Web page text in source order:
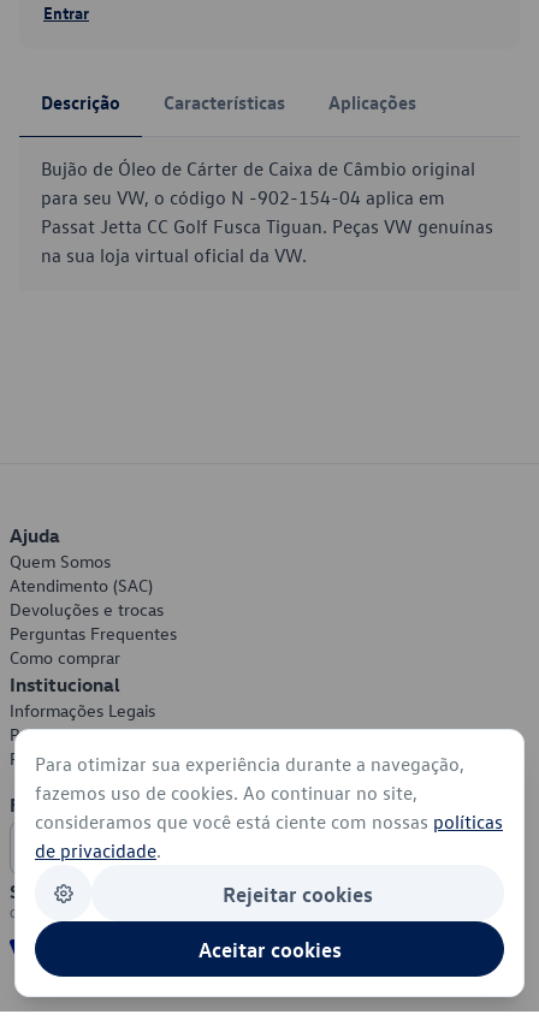
Entrar
Descrição Características Aplicações
Bujão de Óleo de Cárter de Caixa de Câmbio original
para seu VW, o código N -902-154-04 aplica em
Passat Jetta CC Golf Fusca Tiguan. Peças VW genuínas
na sua loja virtual oficial da VW.
Ajuda
Quem Somos
Atendimento (SAC)
Devoluções e trocas
Perguntas Frequentes
Como comprar
Institucional
Informações Legais
Política de Privacidade
Política de Cookies
Formas de Pagamento
Segurança
Para otimizar sua experiência durante a navegação,
fazemos uso de cookies. Ao continuar no site,
consideramos que você está ciente com nossas políticas
de privacidade.
Rejeitar cookies
Aceitar cookies